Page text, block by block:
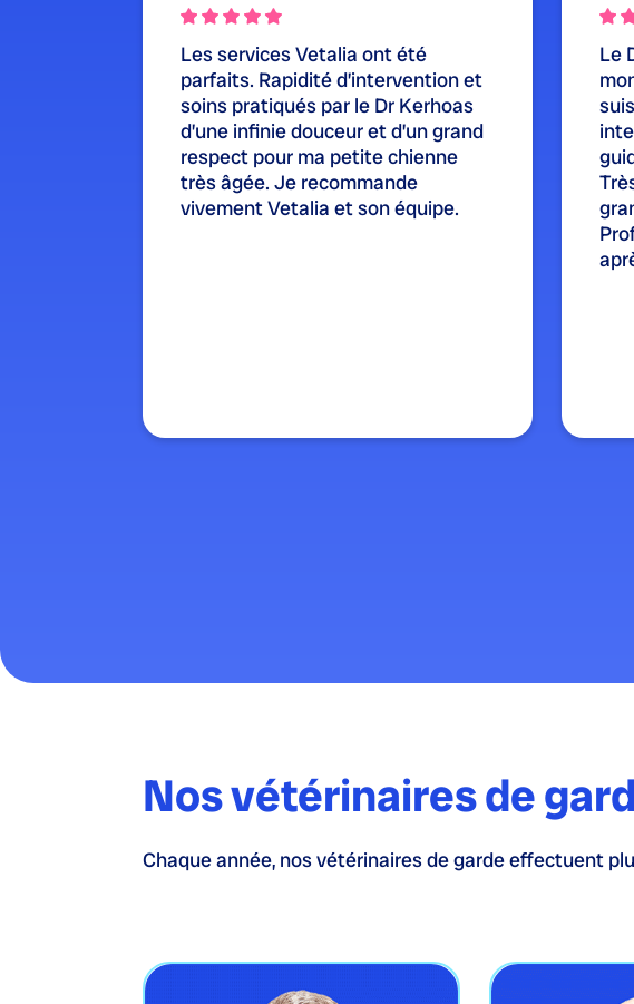
Les services Vetalia ont été
parfaits. Rapidité d’intervention et
soins pratiqués par le Dr Kerhoas
d’une infinie douceur et d’un grand
respect pour ma petite chienne
très âgée. Je recommande
vivement Vetalia et son équipe.
Le
Nos vétérinaires de
Chaque année, nos vétérinaires de garde effectuent